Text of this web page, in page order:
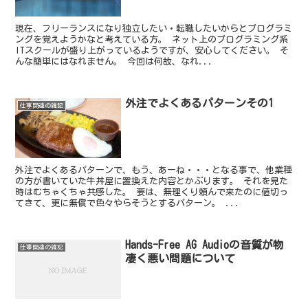
現在、フリーランスになり独立したい・転職したいからとプログラミ
ングを覚えようかなと考えている方。 ネット上のプログラミング系
ITスクールが盛り上がっているようですが、安心してください。 そ
んな簡単にはなれません。 今回は何故、なれ...
仕事関連の雑記 外注でよくあるパターンその1
外注でよくあるパターンで、もう、あーね・・・となる事で、他業種
の方が書いていた牛丼屋に置換えた内容とかぶります。 それを見た
時はむちゃくちゃ共感した。 要は、無理くり頼んで来たのに値切っ
てきて、更に無償で色々やらそうとするパターン。 ...
仕事関連の雑記
Hands-Free AG Audioの音質が物
凄く悪い問題について